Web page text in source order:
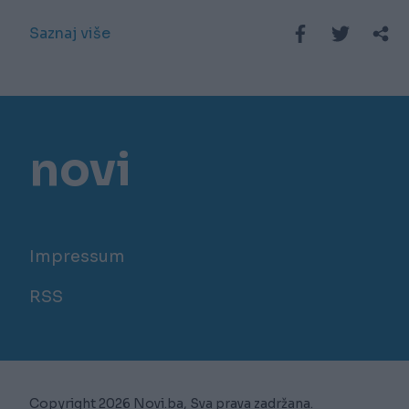
Saznaj više
novi
Impressum
RSS
Copyright 2026 Novi.ba, Sva prava zadržana.